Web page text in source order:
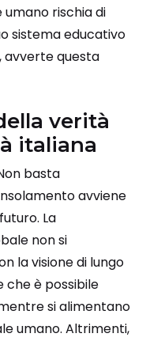
rischia di
sistema educativo
questa
verità
italiana
basta
avviene
La
non si
la visione di lungo
che è possibile
si alimentano
umano. Altrimenti,